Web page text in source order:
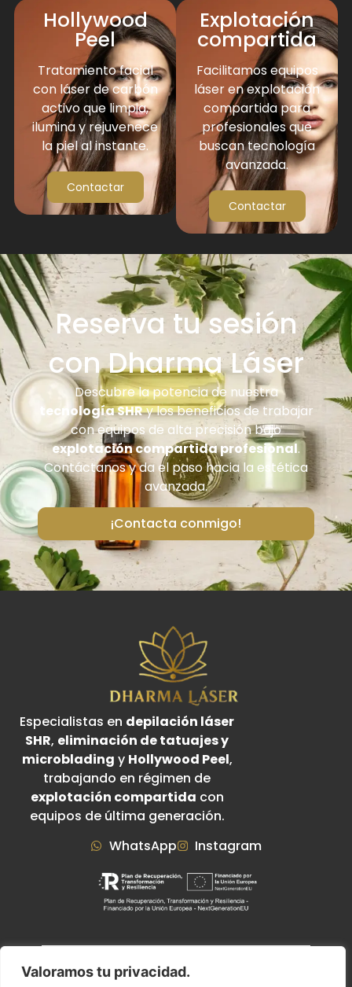
Valoramos tu privacidad.
Hollywood
Peel
Tratamiento facial
con láser de carbón
activo que limpia,
ilumina y rejuvenece
la piel al instante.
Contactar
Explotación
compartida
Facilitamos equipos
láser en explotación
compartida para
profesionales que
buscan tecnología
avanzada.
Contactar
Reserva tu sesión
con Dharma Láser
Descubre la potencia de nuestra
tecnología SHRy los beneficios de trabajar
con equipos de alta precisión bajo
explotación compartida profesional.
Contáctanos y da el paso hacia la estética
avanzada.
¡Contacta conmigo!
Especialistas en depilación láser
SHR, eliminación de tatuajes y
microblading y Hollywood Peel,
trabajando en régimen de
explotación compartida con
equipos de última generación.
WhatsApp
Instagram
Política de Privacidad
Aviso Legal
Copyright © 2025 Web
Desarrollada por Wilapp